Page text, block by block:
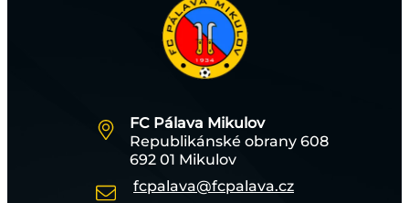
MUŽI A
1:1 (0:1)
06.06.2026
MIKULOV
TJ SOKOL TĚŠANY – FC PÁLAVA MIKULOV
FC Pálava Mikulov
Republikánské obrany 608
692 01 Mikulov
fcpalava@fcpalava.cz